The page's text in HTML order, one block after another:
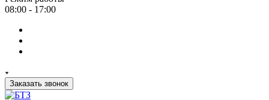
08:00 - 17:00
Заказать звонок